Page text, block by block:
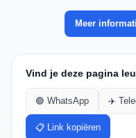
Meer
Vind je deze pagina
🟢 WhatsApp ✈️
📋 Link kopiëren